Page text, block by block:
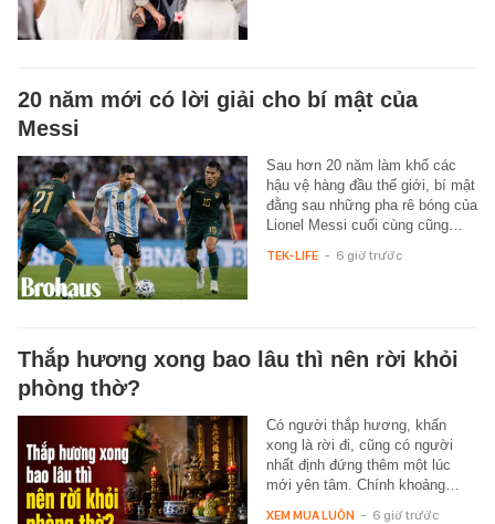
20 năm mới có lời giải cho bí mật của
Messi
Sau hơn 20 năm làm khổ các
hậu vệ hàng đầu thế giới, bí mật
đằng sau những pha rê bóng của
Lionel Messi cuối cùng cũng…
TEK-LIFE - 6 giờ trước
Thắp hương xong bao lâu thì nên rời khỏi
phòng thờ?
Có người thắp hương, khấn
xong là rời đi, cũng có người
nhất định đứng thêm một lúc
mới yên tâm. Chính khoảng…
XEM MUA LUÔN - 6 giờ trước